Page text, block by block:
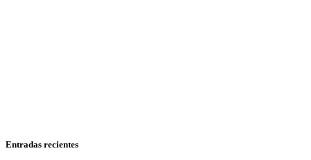
Entradas recientes